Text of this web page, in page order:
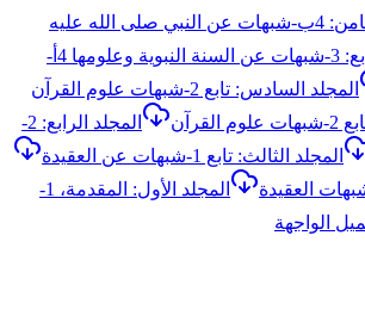
المجلد الثامن: 4ب-شبهات عن النبي صلى الله عليه
المجلد السابع: 3-شبهات عن السنة النبوية وعلومها 4أ-
المجلد السادس: تابع 2-شبهات علوم القرآن
المجلد الرابع: 2-
المجلد الثالث: تابع 1-شبهات عن العقيدة
المجلد الأول: المقدمة، 1-
الواجهة